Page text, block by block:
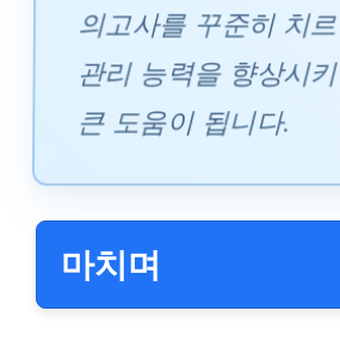
의고사를 꾸준히 치
관리 능력을 향상시
큰 도움이 됩니다.
마치며